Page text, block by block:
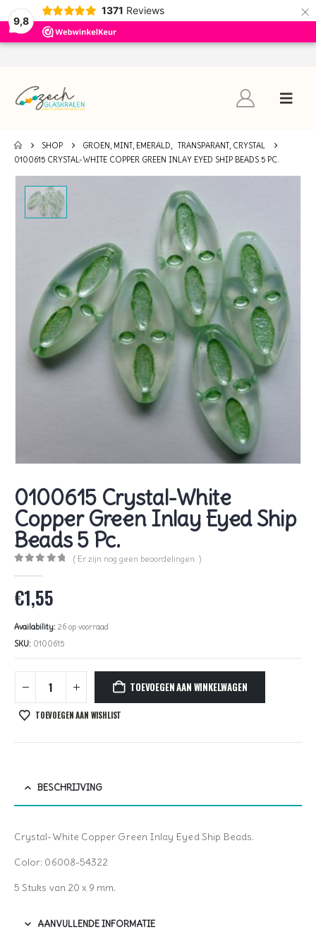
9,8
1371 Reviews ×
SHOP GROEN, MINT, EMERALD, TRANSPARANT, CRYSTAL
0100615 CRYSTAL-WHITE COPPER GREEN INLAY EYED SHIP BEADS 5 PC.
0100615 Crystal-White
Copper Green Inlay Eyed Ship
Beads 5 Pc.
( Er zijn nog geen beoordelingen. )
€1,55
Availability: 26 op voorraad
SKU: 0100615
TOEVOEGEN AAN WINKELWAGEN
TOEVOEGEN AAN WISHLIST
BESCHRIJVING
Crystal-White Copper Green Inlay Eyed Ship Beads.
Color: 06008-54322
5 Stuks van 20 x 9 mm.
AANVULLENDE INFORMATIE